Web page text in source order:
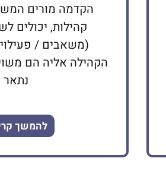
הקדמה מורים
קהילות, יכולים
(משאבים /
הקהילה אליה הם
נתאר
להמשך